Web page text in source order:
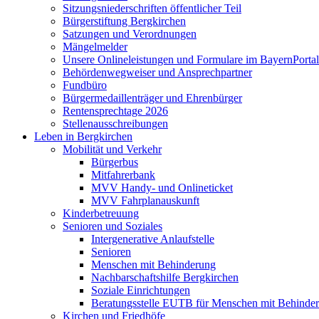
Sitzungsniederschriften öffentlicher Teil
Bürgerstiftung Bergkirchen
Satzungen und Verordnungen
Mängelmelder
Unsere Onlineleistungen und Formulare im BayernPortal
Behördenwegweiser und Ansprechpartner
Fundbüro
Bürgermedaillenträger und Ehrenbürger
Rentensprechtage 2026
Stellenausschreibungen
Leben in Bergkirchen
Mobilität und Verkehr
Bürgerbus
Mitfahrerbank
MVV Handy- und Onlineticket
MVV Fahrplanauskunft
Kinderbetreuung
Senioren und Soziales
Intergenerative Anlaufstelle
Senioren
Menschen mit Behinderung
Nachbarschaftshilfe Bergkirchen
Soziale Einrichtungen
Beratungsstelle EUTB für Menschen mit
Kirchen und Friedhöfe